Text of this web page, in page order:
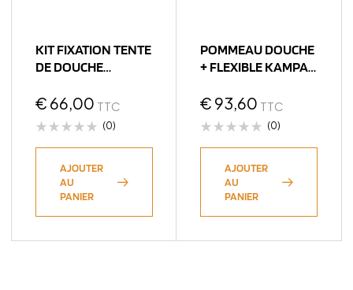
KIT FIXATION TENTE
DE DOUCHE
€ 66,00 TTC
(0)
AJOUTER
AU
PANIER
POMMEAU DOUCHE
+ FLEXIBLE KAMPA
€ 93,60 TTC
(0)
AJOUTER
AU
PANIER